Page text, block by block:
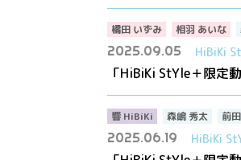
橘田 いずみ 相羽 あいな
2025.09.05 HiBiKi
「HiBiKi StYle＋限定
響 HiBiKi 森嶋 秀太 前
2025.06.19 HiBiKi